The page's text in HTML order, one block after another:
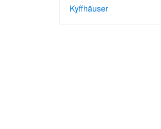
Kyffhäuser